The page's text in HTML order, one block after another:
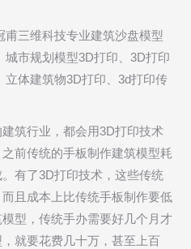
甫三维科技专业建筑沙盘模型
市规划模型3D打印、3D打印
体建筑物3D打印、3d打印传
筑行业，都会用3D打印技术
前传统的手板制作建筑模型耗
有了3D打印技术，这些传统
且成本上比传统手板制作要低
型，传统手办需要好几个月才
就要花费几十万，甚至上百